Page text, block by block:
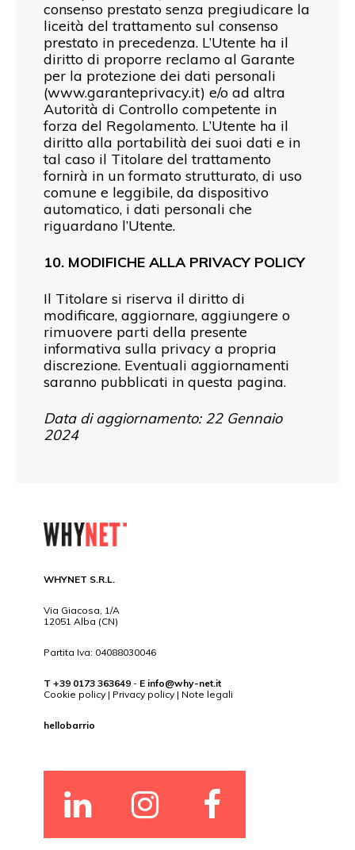
consenso prestato senza pregiudicare la
liceità del trattamento sul consenso
prestato in precedenza. L’Utente ha il
diritto di proporre reclamo al Garante
per la protezione dei dati personali
(www.garanteprivacy.it) e/o ad altra
Autorità di Controllo competente in
forza del Regolamento. L’Utente ha il
diritto alla portabilità dei suoi dati e in
tal caso il Titolare del trattamento
fornirà in un formato strutturato, di uso
comune e leggibile, da dispositivo
automatico, i dati personali che
riguardano l’Utente.
10. MODIFICHE ALLA PRIVACY POLICY
Il Titolare si riserva il diritto di
modificare, aggiornare, aggiungere o
rimuovere parti della presente
informativa sulla privacy a propria
discrezione. Eventuali aggiornamenti
saranno pubblicati in questa pagina.
Data di aggiornamento: 22 Gennaio
2024
WHYNET S.R.L.
Via Giacosa, 1/A
12051 Alba (CN)
Partita Iva: 04088030046
T +39 0173 363649 - E info@why-net.it
Cookie policy | Privacy policy | Note legali
hellobarrio